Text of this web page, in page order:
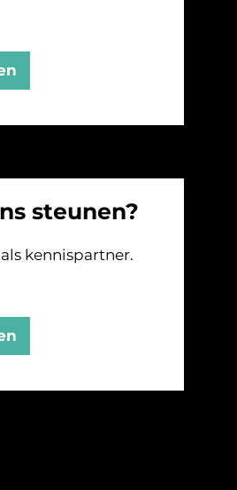
steunen?
kennispartner.